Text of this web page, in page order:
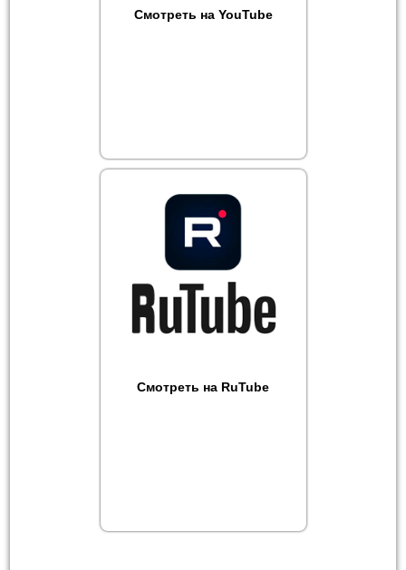
Смотреть на YouTube
Смотреть на RuTube